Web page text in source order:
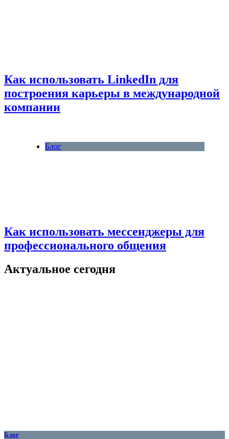
Как использовать LinkedIn для
построения карьеры в международной
компании
Блог
Как использовать мессенджеры для
профессионального общения
Актуальное сегодня
Блог